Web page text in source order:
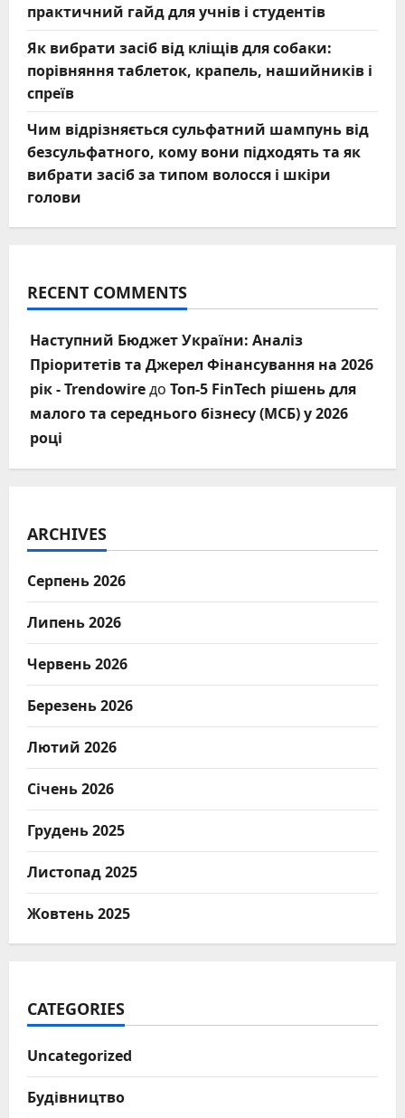
практичний гайд для учнів і студентів
Як вибрати засіб від кліщів для собаки:
порівняння таблеток, крапель, нашийників і
спреїв
Чим відрізняється сульфатний шампунь від
безсульфатного, кому вони підходять та як
вибрати засіб за типом волосся і шкіри
голови
RECENT COMMENTS
Наступний Бюджет України: Аналіз
Пріоритетів та Джерел Фінансування на 2026
рік - Trendowireдо Топ-5 FinTech рішень для
малого та середнього бізнесу (МСБ) у 2026
році
ARCHIVES
Серпень 2026
Липень 2026
Червень 2026
Березень 2026
Лютий 2026
Січень 2026
Грудень 2025
Листопад 2025
Жовтень 2025
CATEGORIES
Uncategorized
Будівництво